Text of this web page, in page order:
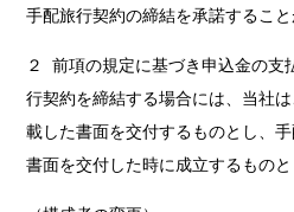
手配旅行契約の締結を承諾すること
２ 前項の規定に基づき申込金の支
行契約を締結する場合には、当社
載した書面を交付するものとし、
書面を交付した時に成立するものと